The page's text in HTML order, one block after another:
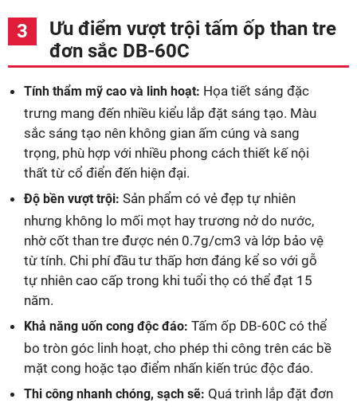
Ưu điểm vượt trội tấm ốp than tre
đơn sắc DB-60C
Tính thẩm mỹ cao và linh hoạt: Họa tiết sáng đặc
trưng mang đến nhiều kiểu lắp đặt sáng tạo. Màu
sắc sáng tạo nên không gian ấm cúng và sang
trọng, phù hợp với nhiều phong cách thiết kế nội
thất từ cổ điển đến hiện đại.
Độ bền vượt trội: Sản phẩm có vẻ đẹp tự nhiên
nhưng không lo mối mọt hay trương nở do nước,
nhờ cốt than tre được nén 0.7g/cm3 và lớp bảo vệ
từ tính. Chi phí đầu tư thấp hơn đáng kể so với gỗ
tự nhiên cao cấp trong khi tuổi thọ có thể đạt 15
năm.
Khả năng uốn cong độc đáo: Tấm ốp DB-60C có thể
bo tròn góc linh hoạt, cho phép thi công trên các bề
mặt cong hoặc tạo điểm nhấn kiến trúc độc đáo.
Thi công nhanh chóng, sạch sẽ: Quá trình lắp đặt đơn